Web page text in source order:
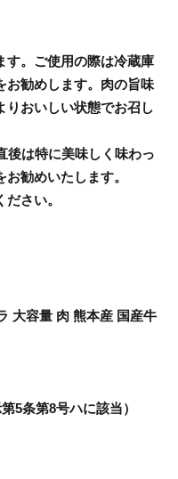
。ご使用の際は冷蔵庫
お勧めします。肉の旨味
りおいしい状態でお召し
後は特に美味しく味わっ
勧めいたします。
さい。
大容量 肉 熊本産 国産牛
5条第8号ハに該当）